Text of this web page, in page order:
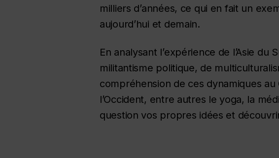
milliers d’années, ce qui en fait un
aujourd’hui et demain.
En analysant l’expérience de l’Asie
militantisme politique, de
compréhension de ces dynamiques au
l’Occident, entre autres le yoga, la
question vos propres idées et